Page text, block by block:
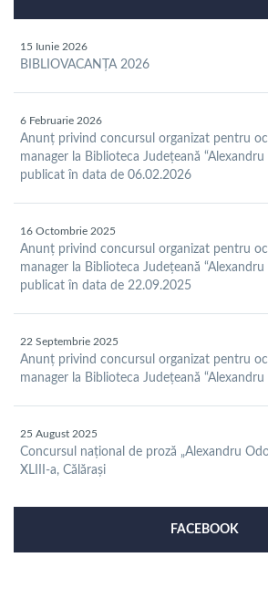
15 Iunie 2026
BIBLIOVACANȚA 2026
6 Februarie 2026
Anunț privind concursul organizat pentru
manager la Biblioteca Județeană “Alexandru
publicat în data de 06.02.2026
16 Octombrie 2025
Anunț privind concursul organizat pentru
manager la Biblioteca Județeană “Alexandru
publicat în data de 22.09.2025
22 Septembrie 2025
Anunț privind concursul organizat pentru
manager la Biblioteca Județeană “Alexandru
25 August 2025
Concursul național de proză „Alexandru
XLIII-a, Călărași
FACEBOOK